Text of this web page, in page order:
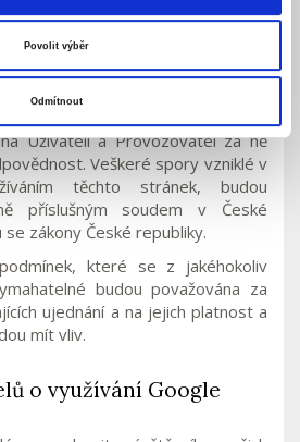
Povolit výběr
Odmítnout
stránkám.
příslušnost
Uživateli a Provozovatel za ně
Veškeré spory vzniklé v
těchto stránek, budou
příslušným soudem v České
zákony České republiky.
které se z jakéhokoliv
budou považována za
ujednání a na jejich platnost a
mít vliv.
o využívání Google